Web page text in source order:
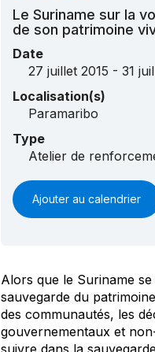
Le Suriname sur la
de son patrimoine
Date
27 juillet 2015 - 31
Localisation(s)
Paramaribo
Type
Atelier de
Ajouter au calendrier
Alors que le Suriname
sauvegarde du
des communautés, les
gouvernementaux et